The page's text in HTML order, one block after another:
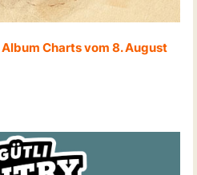
Charts vom 8. August